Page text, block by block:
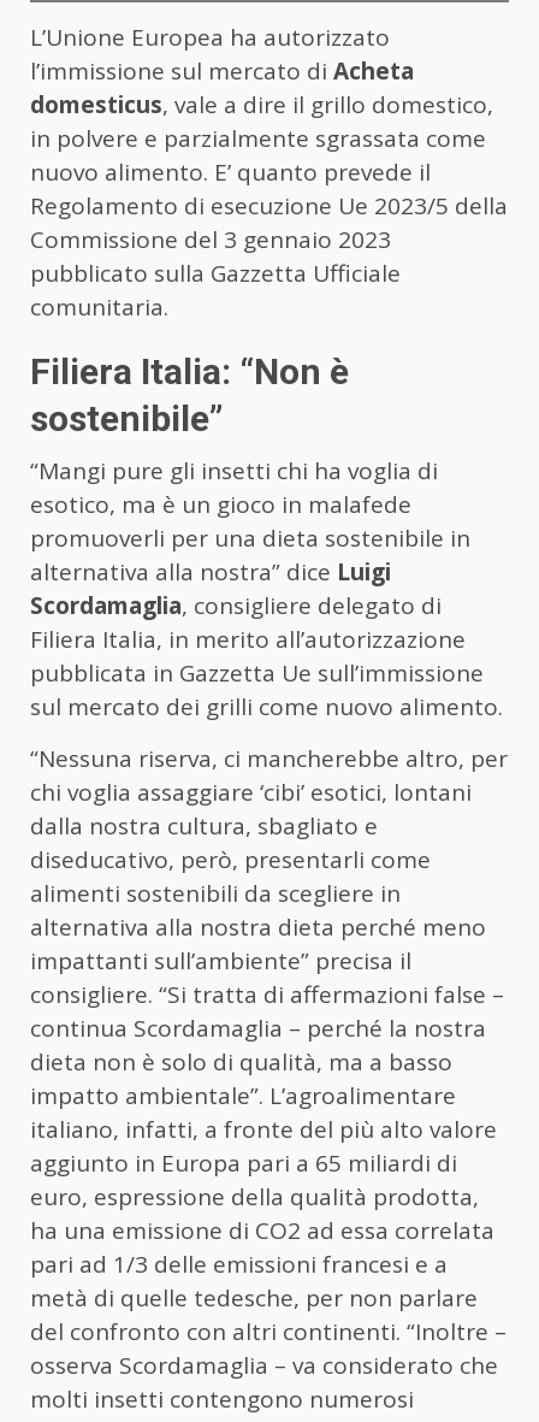
L’Unione Europea ha autorizzato
l’immissione sul mercato di Acheta
domesticus, vale a dire il grillo domestico,
in polvere e parzialmente sgrassata come
nuovo alimento. E’ quanto prevede il
Regolamento di esecuzione Ue 2023/5 della
Commissione del 3 gennaio 2023
pubblicato sulla Gazzetta Ufficiale
comunitaria.
Filiera Italia: “Non è
sostenibile”
“Mangi pure gli insetti chi ha voglia di
esotico, ma è un gioco in malafede
promuoverli per una dieta sostenibile in
alternativa alla nostra” dice Luigi
Scordamaglia, consigliere delegato di
Filiera Italia, in merito all’autorizzazione
pubblicata in Gazzetta Ue sull’immissione
sul mercato dei grilli come nuovo alimento.
“Nessuna riserva, ci mancherebbe altro, per
chi voglia assaggiare ‘cibi’ esotici, lontani
dalla nostra cultura, sbagliato e
diseducativo, però, presentarli come
alimenti sostenibili da scegliere in
alternativa alla nostra dieta perché meno
impattanti sull’ambiente” precisa il
consigliere. “Si tratta di affermazioni false –
continua Scordamaglia – perché la nostra
dieta non è solo di qualità, ma a basso
impatto ambientale”. L’agroalimentare
italiano, infatti, a fronte del più alto valore
aggiunto in Europa pari a 65 miliardi di
euro, espressione della qualità prodotta,
ha una emissione di CO2 ad essa correlata
pari ad 1/3 delle emissioni francesi e a
metà di quelle tedesche, per non parlare
del confronto con altri continenti. “Inoltre –
osserva Scordamaglia – va considerato che
molti insetti contengono numerosi